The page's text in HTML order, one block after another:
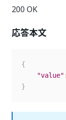
200 OK
応答本文
{
"value" :
}